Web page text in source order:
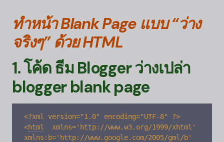
ทำหน้า Blank Page แบบ “ว่าง
จริงๆ” ด้วยHTML
1. โค้ด ธีมBloggerว่างเปล่า
blogger blank page
<html
xmlns='http://www.w3.org/1999/xhtml'
xmlns:b='http://www.google.com/2005/gml/b'